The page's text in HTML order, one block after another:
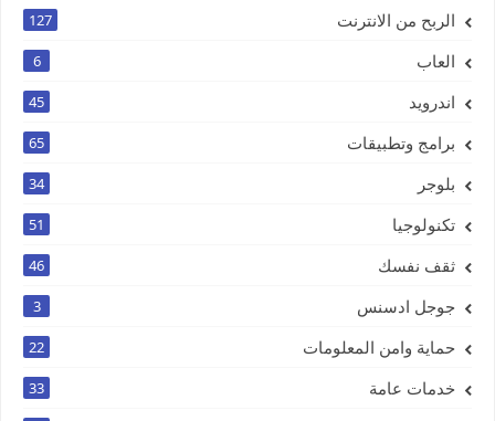
الربح من الانترنت 127
العاب 6
اندرويد 45
برامج وتطبيقات 65
بلوجر 34
تكنولوجيا 51
ثقف نفسك 46
جوجل ادسنس 3
حماية وامن المعلومات 22
خدمات عامة 33